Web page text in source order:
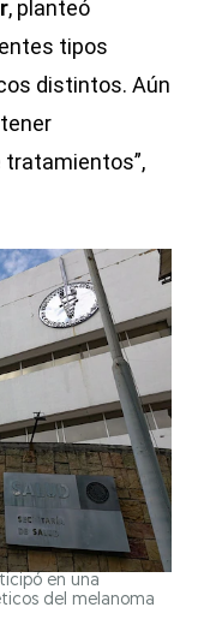
, planteó
tipos
distintos. Aún
tratamientos”,
en una
del melanoma